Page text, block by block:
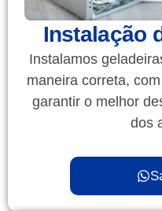
Instalação
Instalamos
maneira correta,
garantir o melhor
dos